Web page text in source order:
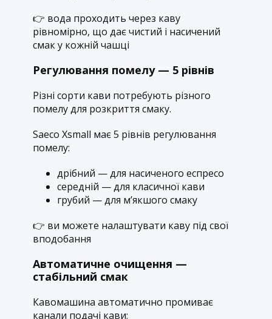
👉 вода проходить через каву
рівномірно, що дає чистий і насичений
смак у кожній чашці
Регулювання помелу — 5 рівнів
Різні сорти кави потребують різного
помелу для розкриття смаку.
Saeco Xsmall має 5 рівнів регулювання
помелу:
дрібний — для насиченого еспресо
середній — для класичної кави
грубий — для м’якшого смаку
👉 ви можете налаштувати каву під свої
вподобання
Автоматичне очищення —
стабільний смак
Кавомашина автоматично промиває
канали подачі кави: